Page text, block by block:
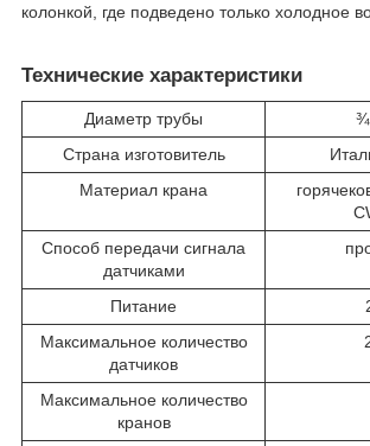
колонкой, где подведено только холодное
Технические характеристики
Диаметр трубы
¾
Страна изготовитель
Материал крана
Способ передачи сигнала
датчиками
Питание
Максимальное количество
датчиков
Максимальное количество
кранов